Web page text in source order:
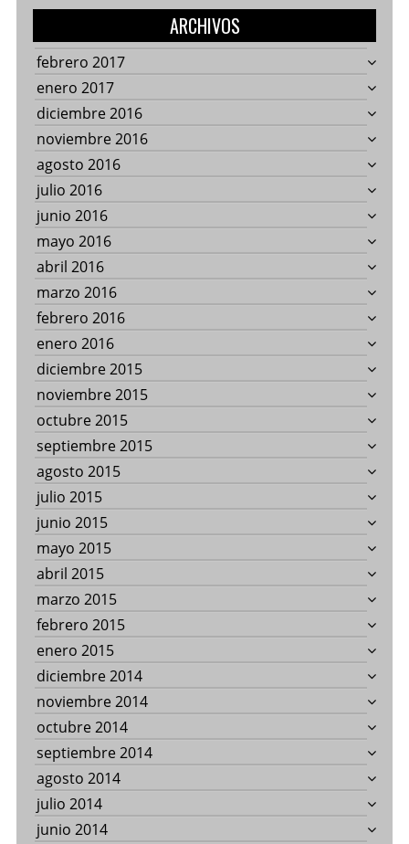
ARCHIVOS
febrero 2017
enero 2017
diciembre 2016
noviembre 2016
agosto 2016
julio 2016
junio 2016
mayo 2016
abril 2016
marzo 2016
febrero 2016
enero 2016
diciembre 2015
noviembre 2015
octubre 2015
septiembre 2015
agosto 2015
julio 2015
junio 2015
mayo 2015
abril 2015
marzo 2015
febrero 2015
enero 2015
diciembre 2014
noviembre 2014
octubre 2014
septiembre 2014
agosto 2014
julio 2014
junio 2014